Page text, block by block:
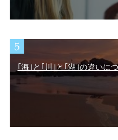
｢海｣と｢川｣と｢湖｣の違いに